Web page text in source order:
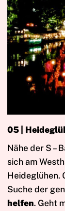
05 |
Nähe der S –
sich am
Heideglühen.
Suche der
helfen. Geht